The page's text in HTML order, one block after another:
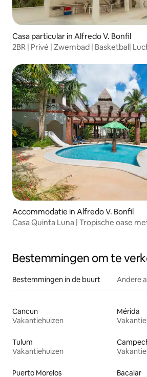
Casa particular in Alfredo V. Bonfil
2BR | Privé | Zwembad | Basketbal|
Accommodatie in Alfredo V. Bonfil
Casa Quinta Luna | Tropische oase
Bestemmingen om te
Bestemmingen in de buurt Andere
Cancun
Vakantiehuizen
Mérida
Tulum
Vakantiehuizen
Puerto Morelos Bacalar